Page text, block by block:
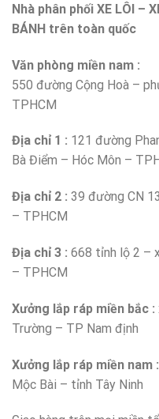
Nhà phân phối XE LÔI –
BÁNH trên toàn quốc
Văn phòng miền nam :
550 đường Cộng Hoà –
TPHCM
Địa chỉ 1 : 121 đường
Bà Điểm – Hóc Môn –
Địa chỉ 2 : 39 đường CN
– TPHCM
Địa chỉ 3 : 668 tỉnh lộ 2 –
– TPHCM
Xưởng lắp ráp miền bắc :
Trường – TP Nam định
Xưởng lắp ráp miền nam :
Mộc Bài – tỉnh Tây Ninh